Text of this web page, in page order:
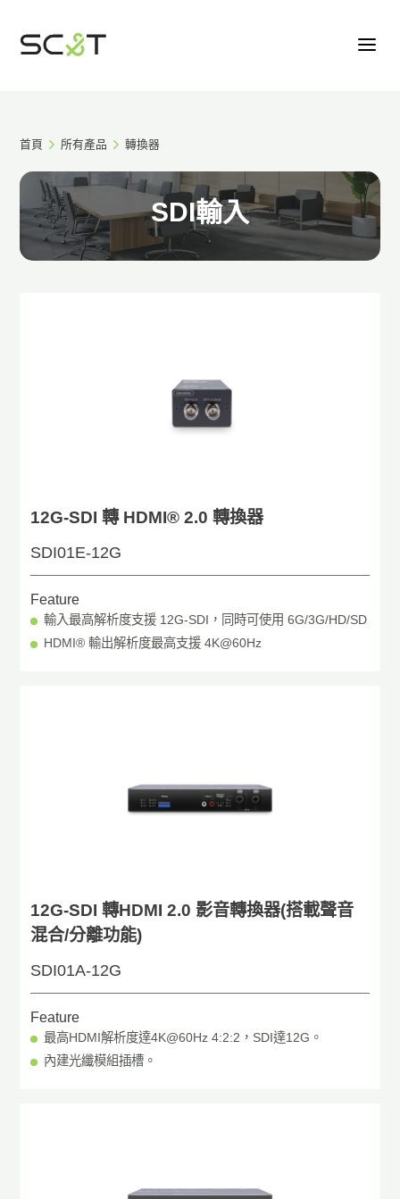
首頁 所有產品 轉換器
SDI輸入
12G-SDI 轉 HDMI® 2.0 轉換器
SDI01E-12G
Feature
輸入最高解析度支援 12G-SDI，同時可使用 6G/3G/HD/SD
HDMI® 輸出解析度最高支援 4K@60Hz
12G-SDI 轉HDMI 2.0 影音轉換器(搭載聲音
混合/分離功能)
SDI01A-12G
Feature
最高HDMI解析度達4K@60Hz 4:2:2，SDI達12G。
內建光纖模組插槽。